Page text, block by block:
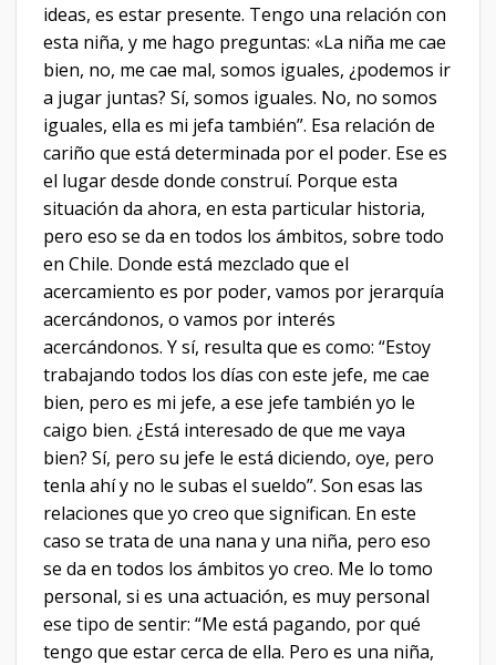
ideas, es estar presente. Tengo una relación con
esta niña, y me hago preguntas: «La niña me cae
bien, no, me cae mal, somos iguales, ¿podemos ir
a jugar juntas? Sí, somos iguales. No, no somos
iguales, ella es mi jefa también”. Esa relación de
cariño que está determinada por el poder. Ese es
el lugar desde donde construí. Porque esta
situación da ahora, en esta particular historia,
pero eso se da en todos los ámbitos, sobre todo
en Chile. Donde está mezclado que el
acercamiento es por poder, vamos por jerarquía
acercándonos, o vamos por interés
acercándonos. Y sí, resulta que es como: “Estoy
trabajando todos los días con este jefe, me cae
bien, pero es mi jefe, a ese jefe también yo le
caigo bien. ¿Está interesado de que me vaya
bien? Sí, pero su jefe le está diciendo, oye, pero
tenla ahí y no le subas el sueldo”. Son esas las
relaciones que yo creo que significan. En este
caso se trata de una nana y una niña, pero eso
se da en todos los ámbitos yo creo. Me lo tomo
personal, si es una actuación, es muy personal
ese tipo de sentir: “Me está pagando, por qué
tengo que estar cerca de ella. Pero es una niña,